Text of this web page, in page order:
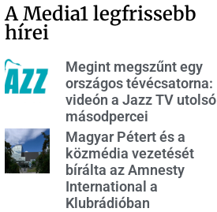
A Media1 legfrissebb
hírei
Megint megszűnt egy
országos tévécsatorna:
videón a Jazz TV utolsó
másodpercei
Magyar Pétert és a
közmédia vezetését
bírálta az Amnesty
International a
Klubrádióban